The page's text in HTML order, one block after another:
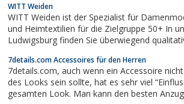
WITT Weiden
WITT Weiden ist der Spezialist für Damenmode,
und Heimtextilien für die Zielgruppe 50+ In
Ludwigsburg finden Sie überwiegend
hochwertige Bettwäsche bestimmen das
7details.com Accessoires für den Herren
7details.com, auch wenn ein Accessoire nicht der Schwerpunkt
des Looks sein sollte, hat es sehr viel “Einfluss” auf den
gesamten Look. Man kann den besten